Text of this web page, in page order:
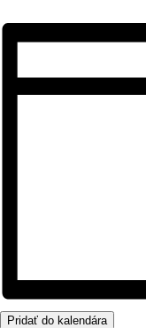
Pridať do kalendára